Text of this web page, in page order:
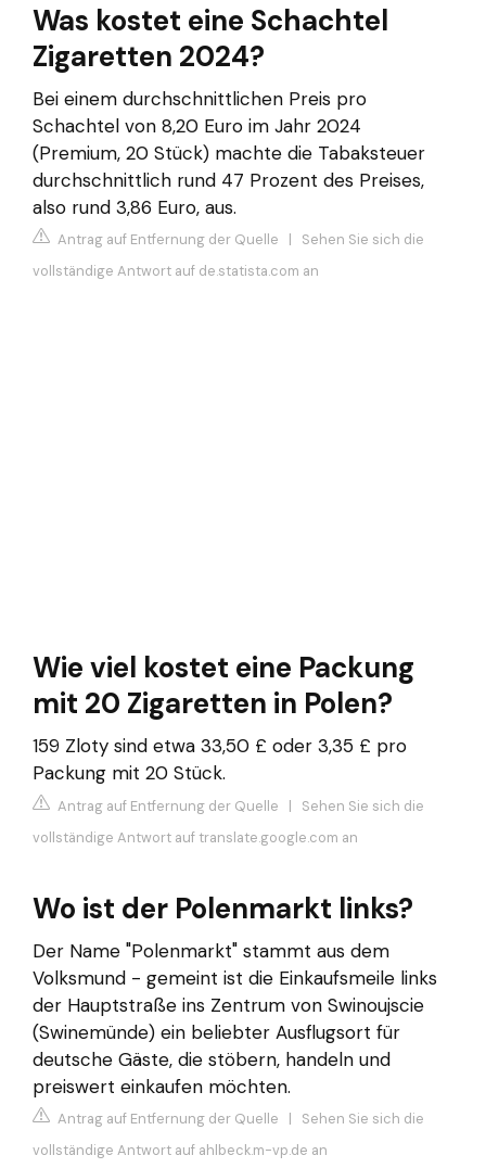
Was kostet eine Schachtel
Zigaretten 2024?
Bei einem durchschnittlichen Preis pro
Schachtel von 8,20 Euro im Jahr 2024
(Premium, 20 Stück) machte die Tabaksteuer
durchschnittlich rund 47 Prozent des Preises,
also rund 3,86 Euro, aus.
Antrag auf Entfernung der Quelle | Sehen Sie sich die
vollständige Antwort auf de.statista.com an
Wie viel kostet eine Packung
mit 20 Zigaretten in Polen?
159 Zloty sind etwa 33,50 £ oder 3,35 £ pro
Packung mit 20 Stück.
Antrag auf Entfernung der Quelle | Sehen Sie sich die
vollständige Antwort auf translate.google.com an
Wo ist der Polenmarkt links?
Der Name "Polenmarkt" stammt aus dem
Volksmund - gemeint ist die Einkaufsmeile links
der Hauptstraße ins Zentrum von Swinoujscie
(Swinemünde) ein beliebter Ausflugsort für
deutsche Gäste, die stöbern, handeln und
preiswert einkaufen möchten.
Antrag auf Entfernung der Quelle | Sehen Sie sich die
vollständige Antwort auf ahlbeck.m-vp.de an